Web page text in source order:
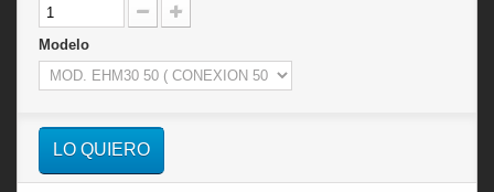
Modelo
LO QUIERO